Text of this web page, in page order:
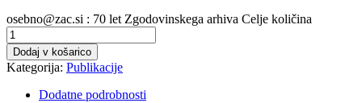
osebno@zac.si : 70 let Zgodovinskega arhiva Celje količina
Dodaj v košarico
Kategorija: Publikacije
Dodatne podrobnosti